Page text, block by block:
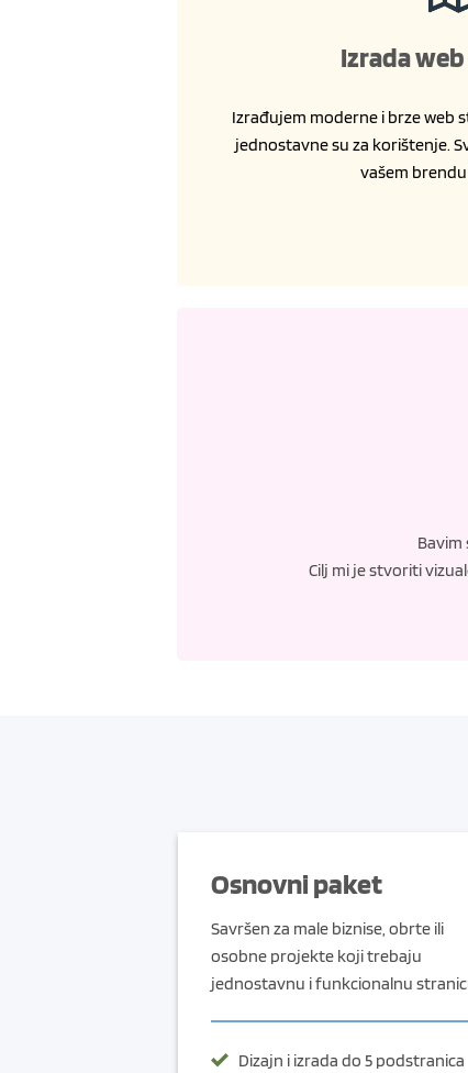
Izrada
Izrađujem moderne i brze web
jednostavne su za korištenje.
vašem brendu
Cilj mi je stvoriti
Osnovni paket
Savršen za male biznise, obrte ili
osobne projekte koji trebaju
jednostavnu i funkcionalnu
Dizajn i izrada do 5 podstranica